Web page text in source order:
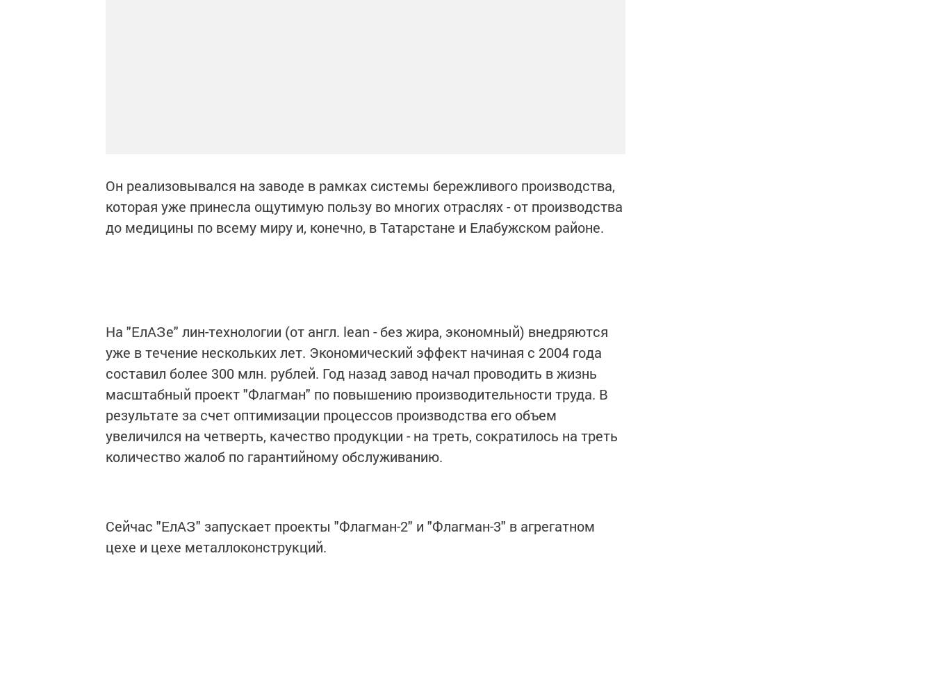
Он реализовывался на заводе в рамках системы бережливого производства,
которая уже принесла ощутимую пользу во многих отраслях - от производства
до медицины по всему миру и, конечно, в Татарстане и Елабужском районе.
На "ЕлАЗе" лин-технологии (от англ. lean - без жира, экономный) внедряются
уже в течение нескольких лет. Экономический эффект начиная с 2004 года
составил более 300 млн. рублей. Год назад завод начал проводить в жизнь
масштабный проект "Флагман" по повышению производительности труда. В
результате за счет оптимизации процессов производства его объем
увеличился на четверть, качество продукции - на треть, сократилось на треть
количество жалоб по гарантийному обслуживанию.
Сейчас "ЕлАЗ" запускает проекты "Флагман-2" и "Флагман-3" в агрегатном
цехе и цехе металлоконструкций.